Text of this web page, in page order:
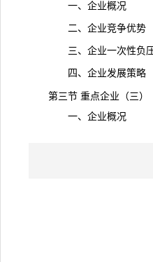
一、企业概况
二、企业竞争优势
三、企业一次性负压
四、企业发展策略
第三节 重点企业（三）
一、企业概况